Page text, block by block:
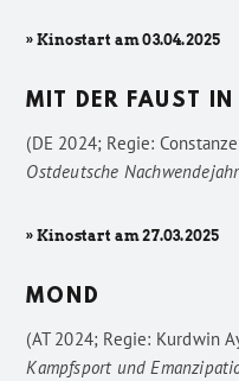
» Kinostart am 03.04.2025
MIT DER FAUST
(DE 2024; Regie:
Ostdeutsche
» Kinostart am 27.03.2025
MOND
(AT 2024; Regie: Kurdwin
Kampfsport und